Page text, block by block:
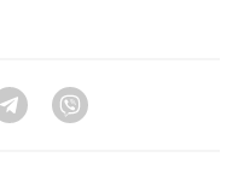
Telegram